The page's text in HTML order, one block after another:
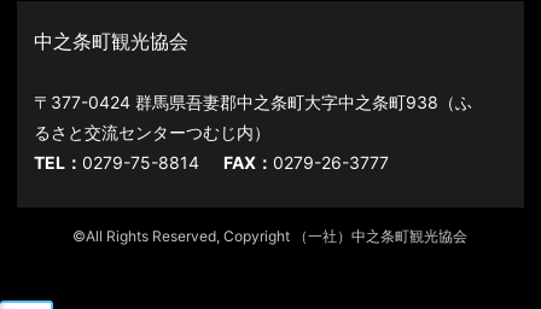
中之条町観光協会
〒377-0424 群馬県吾妻郡中之条町大字中之条町938（ふ
るさと交流センターつむじ内）
TEL：0279-75-8814 FAX：0279-26-3777
©All Rights Reserved, Copyright （一社）中之条町観光協会